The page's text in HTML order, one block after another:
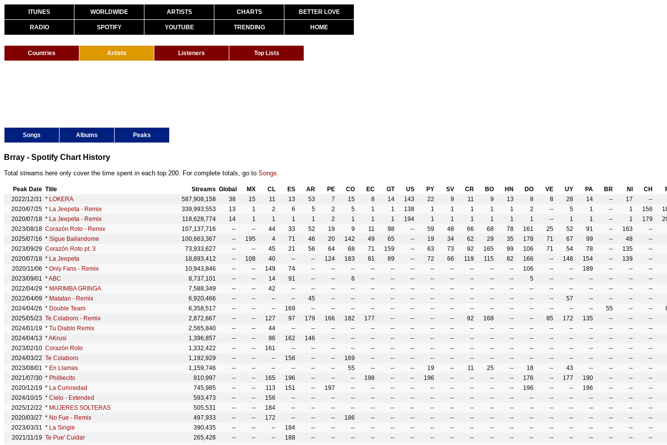
ITUNES WORLDWIDE ARTISTS CHARTS BETTER LOVE
RADIO SPOTIFY YOUTUBE TRENDING HOME
Countries Artists Listeners Top Lists
Songs Albums Peaks
Brray - Spotify Chart History
Total streams here only cover the time spent in each top 200. For complete totals, go to Songs.
Peak Date Title Streams Global MX CL ES AR PE CO EC GT US PY SV CR BO HN DO VE UY PA BR NI CH
2022/12/31 * LOKERA 587,908,158 38 15 11 13 53 7 15 8 14 143 22 9 11 9 13 8 8 28 14 -- 17
--
2020/07/25 * La Jeepeta - Remix 339,993,553 13 1 2 6 5 2 5 1 1 138 1 1 1 1 1 2 -- 5 1 -- 1 156
2020/07/18 * La Jeepeta - Remix 118,628,774 14 1 1 1 1 2 1 1 1 194 1 1 1 1 1 1 -- 1 1 -- 1 179
2023/08/18 Corazón Roto - Remix 107,137,716 -- -- 44 33 52 19 9 11 98 -- 59 48 66 68 78 161 25 52 91 -- 163
--
2025/07/16 * Sigue Bailandome 100,663,367 -- 195 4 71 46 20 142 49 65 -- 19 34 62 29 35 178 71 67 99 -- 48
--
2023/09/29 Corazón Roto pt. 3 73,933,627 -- -- 45 21 56 64 68 71 159 -- 63 73 92 165 99 106 71 54 78 -- 135
--
2020/07/18 * La Jeepeta 18,893,412 -- 108 40 -- -- 124 183 81 89 -- 72 66 119 115 82 166 -- 148 154 -- 139
--
2020/11/06 * Only Fans - Remix 10,943,846 -- -- 149 74 -- -- -- -- -- -- -- -- -- -- -- 106 -- -- 189 -- --
--
2023/09/01 *ABC 8,737,101 -- -- 14 91 -- -- 6 -- -- -- -- -- -- -- -- 5 -- -- -- -- --
--
2022/04/29 * MARIMBA GRINGA 7,588,349 -- -- 42 -- -- -- -- -- -- -- -- -- -- -- -- -- -- -- -- -- --
--
2022/04/09 * Matatan - Remix 6,920,466 -- -- -- -- 45 -- -- -- -- -- -- -- -- -- -- -- -- 57 -- -- --
--
2024/04/26 * Double Team 6,358,517 -- -- -- 169 -- -- -- -- -- -- -- -- -- -- -- -- -- -- -- 55 -- --
2025/05/23 Te Colaboro - Remix 2,872,667 -- -- 127 97 179 166 182 177 -- -- -- -- 92 168 -- -- 85 172 135 -- --
--
2024/01/19 * Tu Diablo Remix 2,565,840 -- -- 44 -- -- -- -- -- -- -- -- -- -- -- -- -- -- -- -- -- --
--
2024/04/13 *AKrusi 1,396,857 -- -- 96 162 146 -- -- -- -- -- -- -- -- -- -- -- -- -- -- -- --
--
2023/02/10 Corazón Roto 1,332,422 -- -- 161 -- -- -- -- -- -- -- -- -- -- -- -- -- -- -- -- -- --
--
2024/03/22 Te Colaboro 1,192,929 -- -- -- 156 -- -- 169 -- -- -- -- -- -- -- -- -- -- -- -- -- --
--
2023/08/01 * En Llamas 1,159,746 -- -- -- -- -- -- 55 -- -- -- 19 -- 11 25 -- 18 -- 43 -- -- --
--
2021/07/30 * Philliecito 910,997 -- -- 165 196 -- -- -- 198 -- -- 196 -- -- -- -- 176 -- 177 190 -- --
--
2020/12/19 * La Curiosidad 745,985 -- -- 113 151 -- 197 -- -- -- -- -- -- -- -- -- 196 -- -- 196 -- --
--
2024/10/15 * Cielo - Extended 593,473 -- -- 156 -- -- -- -- -- -- -- -- -- -- -- -- -- -- -- -- -- --
--
2025/12/22 * MUJERES SOLTERAS 505,531 -- -- 184 -- -- -- -- -- -- -- -- -- -- -- -- -- -- -- -- -- --
--
2020/03/27 * No Fue - Remix 497,933 -- -- 172 -- -- -- 186 -- -- -- -- -- -- -- -- -- -- -- -- -- --
--
2023/03/31 * La Single 390,435 -- -- -- 184 -- -- -- -- -- -- -- -- -- -- -- -- -- -- -- -- --
--
2021/11/19 Te Pue' Cuidar 265,426 -- -- -- 188 -- -- -- -- -- -- -- -- -- -- -- -- -- -- -- -- --
--